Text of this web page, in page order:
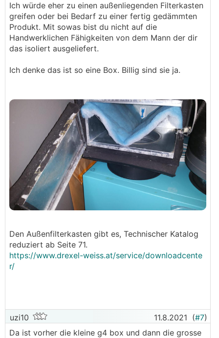
Ich würde eher zu einen außenliegenden Filterkasten
greifen oder bei Bedarf zu einer fertig gedämmten
Produkt. Mit sowas bist du nicht auf die
Handwerklichen Fähigkeiten von dem Mann der dir
das isoliert ausgeliefert.
Ich denke das ist so eine Box. Billig sind sie ja.
Den Außenfilterkasten gibt es, Technischer Katalog
reduziert ab Seite 71.
https://www.drexel-weiss.at/service/downloadcente
r/
uzi10 11.8.2021 (#7)
Da ist vorher die kleine g4 box und dann die grosse